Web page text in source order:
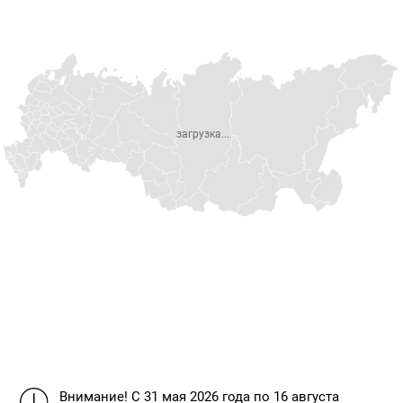
Внимание! С 31 мая 2026 года по 16 августа
загрузка...